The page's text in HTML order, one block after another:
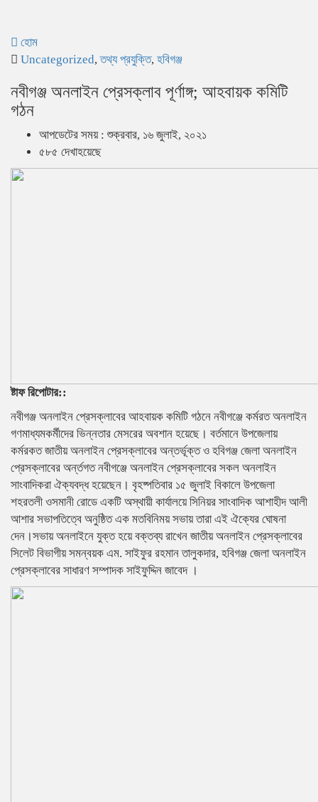
হোম
Uncategorized,তথ্য প্রযুক্তি, হবিগঞ্জ
নবীগঞ্জ অনলাইন প্রেসক্লাব পূর্ণাঙ্গ; আহবায়ক কমিটি
গঠন
আপডেটের সময় : শুক্রবার, ১৬ জুলাই, ২০২১
৫৮৫ দেখাহয়েছে
ষ্টাফ রিপোটার::
নবীগঞ্জ অনলাইন প্রেসক্লাবের আহবায়ক কমিটি গঠনে নবীগঞ্জে কর্মরত অনলাইন
গণমাধ্যমকর্মীদের ভিন্নতার মেসরের অবশান হয়েছে। বর্তমানে উপজেলায়
কর্মরকত জাতীয় অনলাইন প্রেসক্লাবের অন্তর্ভূক্ত ও হবিগঞ্জ জেলা অনলাইন
প্রেসক্লাবের অর্ন্তগত নবীগঞ্জে অনলাইন প্রেসক্লাবের সকল অনলাইন
সাংবাদিকরা ঐক্যবদ্ধ হয়েছেন। বৃহষ্পতিবার ১৫ জুলাই বিকালে উপজেলা
শহরতলী ওসমানী রোডে একটি অস্থায়ী কার্যালয়ে সিনিয়র সাংবাদিক আশাহীদ আলী
আশার সভাপতিত্বে অনুষ্ঠিত এক মতবিনিময় সভায় তারা এই ঐক্যের ঘোষনা
দেন।সভায় অনলাইনে যুক্ত হয়ে বক্তব্য রাখেন জাতীয় অনলাইন প্রেসক্লাবের
সিলেট বিভাগীয় সমন্বয়ক এম. সাইফুর রহমান তালুকদার, হবিগঞ্জ জেলা অনলাইন
প্রেসক্লাবের সাধারণ সম্পাদক সাইফুদ্দিন জাবেদ ।